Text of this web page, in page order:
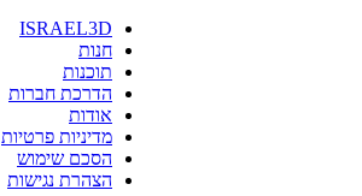
ISRAEL3D
חנות
תוכנות
הדרכת חברות
אודות
מדיניות פרטיות
הסכם שימוש
הצהרת נגישות